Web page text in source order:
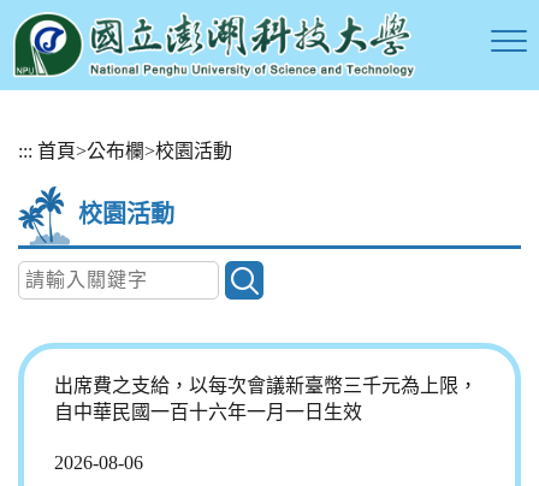
::: 首頁>公布欄>校園活動
校園活動
出席費之支給，以每次會議新臺幣三千元為上限，
自中華民國一百十六年一月一日生效
2026-08-06